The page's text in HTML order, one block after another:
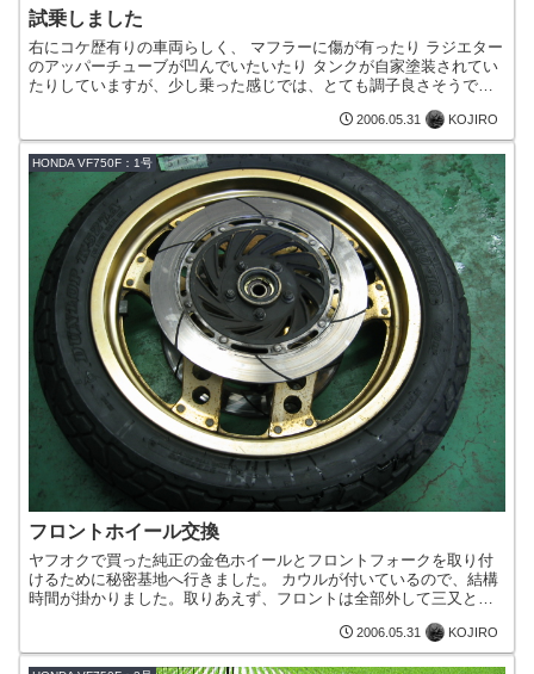
試乗しました
右にコケ歴有りの車両らしく、 マフラーに傷が有ったり ラジエター
のアッパーチューブが凹んでいたいたり タンクが自家塗装されてい
たりしていますが、少し乗った感じでは、とても調子良さそうでし
2006.05.31 KOJIRO
HONDA VF750F：1号
フロントホイール交換
ヤフオクで買った純正の金色ホイールとフロントフォークを取り付
けるために秘密基地へ行きました。 カウルが付いているので、結構
時間が掛かりました。取りあえず、フロントは全部外して三又とブ
2006.05.31 KOJIRO